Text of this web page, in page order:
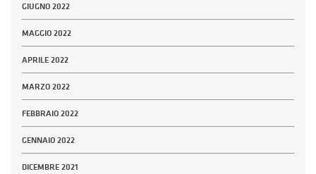
GIUGNO 2022
MAGGIO 2022
APRILE 2022
MARZO 2022
FEBBRAIO 2022
GENNAIO 2022
DICEMBRE 2021